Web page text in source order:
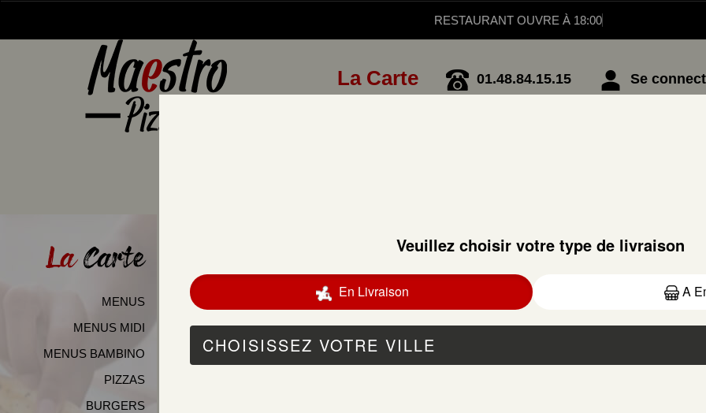
RESTAURANT OUVRE À 18:00
La Carte 01.48.84.15.15 Se
LaCarte
MENUS
MENUS MIDI
MENUS BAMBINO
PIZZAS
BURGERS
BOISSONS